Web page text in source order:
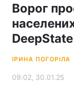
Ворог
DeepState
ІРИНА ПОГОРІЛА
09:02, 30.01.25